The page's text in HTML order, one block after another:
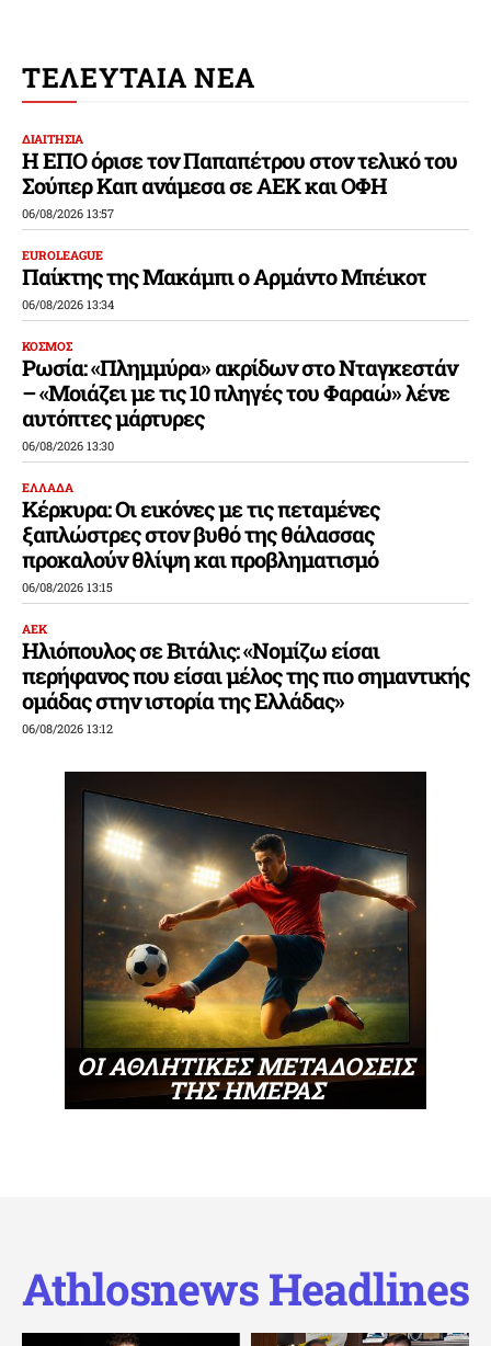
ΤΕΛΕΥΤΑΙΑ ΝΕΑ
ΔΙΑΙΤΗΣΙΑ
Η ΕΠΟ όρισε τον Παπαπέτρου στον τελικό του
Σούπερ Καπ ανάμεσα σε ΑΕΚ και ΟΦΗ
06/08/2026 13:57
EUROLEAGUE
Παίκτης της Μακάμπι ο Αρμάντο Μπέικοτ
06/08/2026 13:34
ΚΟΣΜΟΣ
Ρωσία: «Πλημμύρα» ακρίδων στο Νταγκεστάν
– «Μοιάζει με τις 10 πληγές του Φαραώ» λένε
αυτόπτες μάρτυρες
06/08/2026 13:30
ΕΛΛΑΔΑ
Κέρκυρα: Οι εικόνες με τις πεταμένες
ξαπλώστρες στον βυθό της θάλασσας
προκαλούν θλίψη και προβληματισμό
06/08/2026 13:15
ΑΕΚ
Ηλιόπουλος σε Βιτάλις: «Νομίζω είσαι
περήφανος που είσαι μέλος της πιο σημαντικής
ομάδας στην ιστορία της Ελλάδας»
06/08/2026 13:12
ΟΙ ΑΘΛΗΤΙΚΕΣ ΜΕΤΑΔΟΣΕΙΣ
ΤΗΣ ΗΜΕΡΑΣ
Athlosnews Headlines